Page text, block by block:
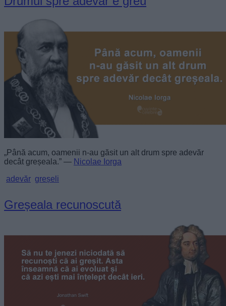
„Până acum, oamenii n-au găsit un alt drum spre adevăr
decât greșeala.” — Nicolae Iorga
adevăr greșeli
Greșeala recunoscută